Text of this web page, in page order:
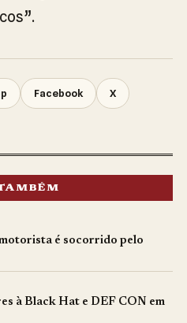
Facebook X
é socorrido pelo
à Black Hat e DEF CON em